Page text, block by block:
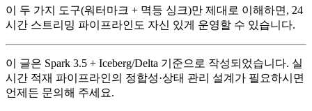
이 두 가지 도구(워터마크 + 멱등 싱크)만 제대로 이해하면, 24
시간 스트리밍 파이프라인도 자신 있게 운영할 수 있습니다.
이 글은 Spark 3.5 + Iceberg/Delta 기준으로 작성되었습니다. 실
시간 적재 파이프라인의 정합성·상태 관리 설계가 필요하시면
언제든 문의해 주세요.